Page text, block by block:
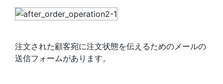
注文された顧客宛に注文状態を伝えるためのメールの
送信フォームがあります。